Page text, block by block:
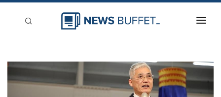
新聞稿分類
登入